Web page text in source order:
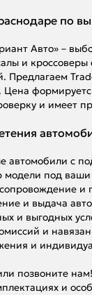
по
Авто» –
и
Предлагаем
Цена
и имеет
автомобили с
под ваши
и
и выдача
и выгодных
и
и
позвоните
и